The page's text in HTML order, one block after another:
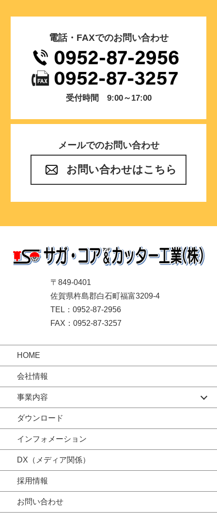
電話・FAXでのお問い合わせ
受付時間 9:00～17:00
メールでのお問い合わせ
お問い合わせはこちら
〒849-0401
佐賀県杵島郡白石町福富3209-4
TEL：0952-87-2956
FAX：0952-87-3257
HOME
会社情報
事業内容
ダウンロード
インフォメーション
DX（メディア関係）
採用情報
お問い合わせ